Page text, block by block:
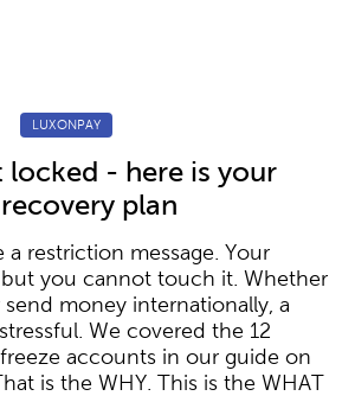
LUXONPAY
locked - here is your
plan
a restriction message. Your
you cannot touch it. Whether
money internationally, a
We covered the 12
accounts in our guide on
is the WHY. This is the WHAT